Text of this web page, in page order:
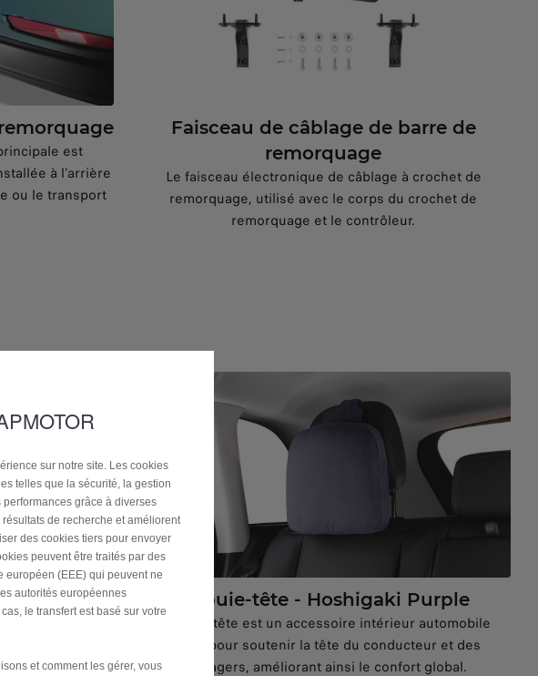
est
à l’arrière
ou le transport
Faisceau de câblage de barre de
remorquage
Le faisceau électronique de câblage à crochet de
remorquage, utilisé avec le corps du crochet de
remorquage et le contrôleur.
Rouge
automobile
confort.
Appuie-tête - Hoshigaki Purple
L’appuie-tête est un accessoire intérieur automobile
conçu pour soutenir la tête du conducteur et des
passagers, améliorant ainsi le confort global.
sur notre site. Les cookies
telles que la sécurité, la gestion
grâce à diverses
de recherche et améliorent
des cookies tiers pour envoyer
peuvent être traités par des
européen (EEE) qui peuvent ne
autorités européennes
le transfert est basé sur votre
et comment les gérer, vous